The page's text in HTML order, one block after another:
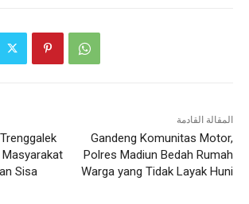
Sisa
المقالة القادمة
Gandeng Komunitas Motor,
Polres Madiun Bedah Rumah
Warga yang Tidak Layak Huni